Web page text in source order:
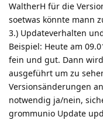
WaltherH für die
soetwas könnte mann
3.) Updateverhalten
Beispiel: Heute am
fein und gut. Dann
ausgeführt um zu
Versionsänderungen
notwendig ja/nein,
grommunio Update